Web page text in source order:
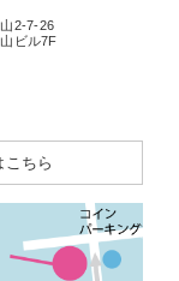
2-7-26
ビル7F
ちら